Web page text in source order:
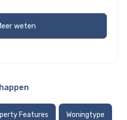
Features Woningtype